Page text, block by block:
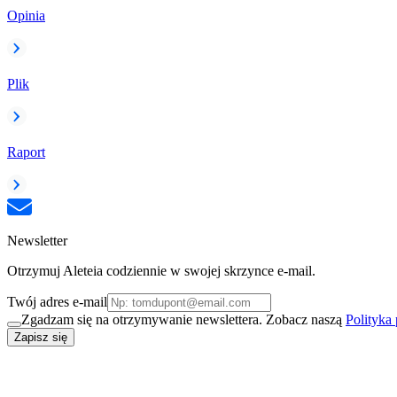
Opinia
Plik
Raport
Newsletter
Otrzymuj Aleteia codziennie w swojej skrzynce e-mail.
Twój adres e-mail
Zgadzam się na otrzymywanie newslettera. Zobacz naszą Polityka
Zapisz się